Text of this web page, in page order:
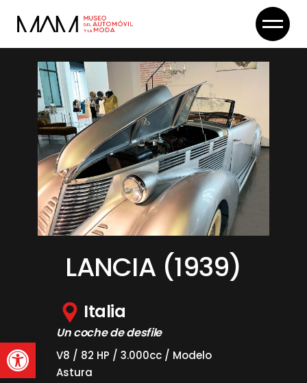
Abrir barra de
content
LANCIA (1939)
Italia
Un coche de desfile
V8 / 82 HP / 3.000cc / Modelo
Astura